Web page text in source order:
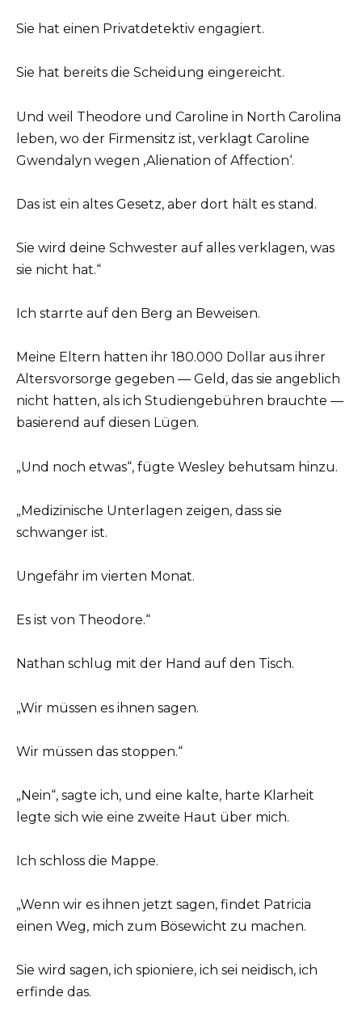
Sie hat einen Privatdetektiv engagiert.
Sie hat bereits die Scheidung eingereicht.
Und weil Theodore und Caroline in North Carolina
leben, wo der Firmensitz ist, verklagt Caroline
Gwendalyn wegen ‚Alienation of Affection‘.
Das ist ein altes Gesetz, aber dort hält es stand.
Sie wird deine Schwester auf alles verklagen, was
sie nicht hat.“
Ich starrte auf den Berg an Beweisen.
Meine Eltern hatten ihr 180.000 Dollar aus ihrer
Altersvorsorge gegeben — Geld, das sie angeblich
nicht hatten, als ich Studiengebühren brauchte —
basierend auf diesen Lügen.
„Und noch etwas“, fügte Wesley behutsam hinzu.
„Medizinische Unterlagen zeigen, dass sie
schwanger ist.
Ungefähr im vierten Monat.
Es ist von Theodore.“
Nathan schlug mit der Hand auf den Tisch.
„Wir müssen es ihnen sagen.
Wir müssen das stoppen.“
„Nein“, sagte ich, und eine kalte, harte Klarheit
legte sich wie eine zweite Haut über mich.
Ich schloss die Mappe.
„Wenn wir es ihnen jetzt sagen, findet Patricia
einen Weg, mich zum Bösewicht zu machen.
Sie wird sagen, ich spioniere, ich sei neidisch, ich
erfinde das.